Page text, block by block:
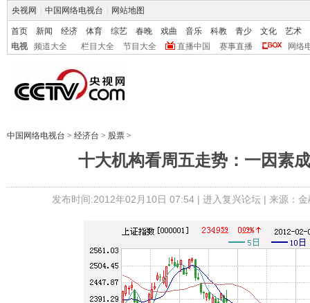
央视网 中国网络电视台 网站地图
首页 新闻 经济 体育 综艺 春晚 戏曲 音乐 科教 青少 文化
艺术
电视
频道大全 栏目大全 节目大全 直播中国 赛事直播 网络
中国网络电视台 > 经济台 > 股票 >
十大机构看周五走势：一因素
发布时间:2012年02月10日 07:54 | 进入复兴论坛| 来源：